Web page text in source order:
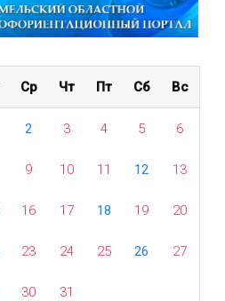
Ср Чт Пт Сб Вс
2 3 4 5 6
9 10 11 12 13
16 17 18 19 20
23 24 25 26 27
30 31